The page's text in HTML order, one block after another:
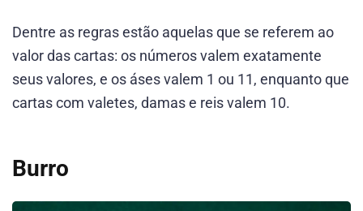
Dentre as regras estão aquelas que se referem ao
valor das cartas: os números valem exatamente
seus valores, e os áses valem 1 ou 11, enquanto que
cartas com valetes, damas e reis valem 10.
Burro